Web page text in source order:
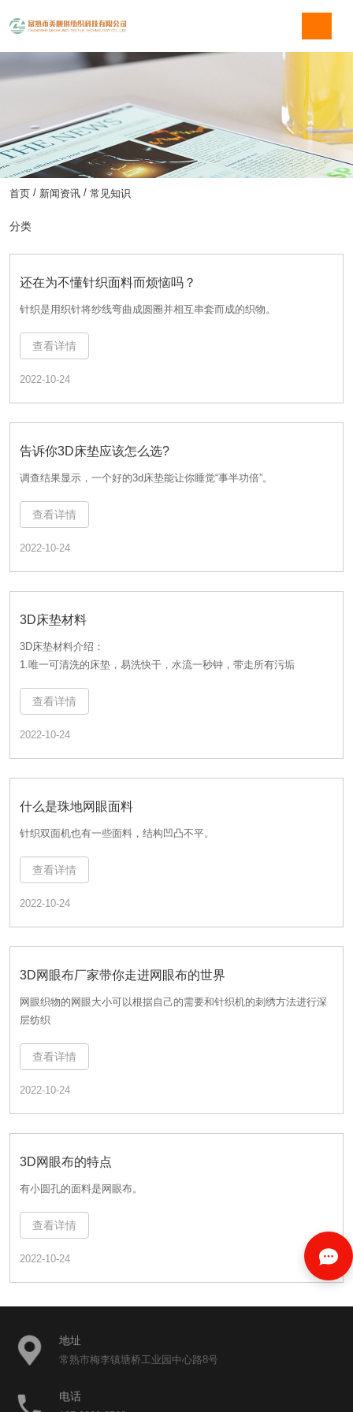
首页 / 新闻资讯 / 常见知识
2022-10-24
查看详情
2022-10-24
告诉你3D床垫应该怎么选?
查看详情
2022-10-24
3D床垫材料
1.唯一可清洗的床垫，易洗快干，水流一秒钟，带走所有污垢
查看详情
2022-10-24
什么是珠地网眼面料
查看详情
2022-10-24
3D网眼布厂家带你走进网眼布的世界
层纺织
查看详情
2022-10-24
3D网眼布的特点
查看详情
分类
2022-10-24
还在为不懂针织面料而烦恼吗？
针织是用织针将纱线弯曲成圆圈并相互串套而成的织物。
查看详情
2022-10-24
告诉你3D床垫应该怎么选?
调查结果显示，一个好的3d床垫能让你睡觉“事半功倍”。
查看详情
2022-10-24
3D床垫材料
3D床垫材料介绍：
1.唯一可清洗的床垫，易洗快干，水流一秒钟，带走所有污垢
查看详情
2022-10-24
什么是珠地网眼面料
针织双面机也有一些面料，结构凹凸不平。
查看详情
2022-10-24
3D网眼布厂家带你走进网眼布的世界
网眼织物的网眼大小可以根据自己的需要和针织机的刺绣方法进行深
层纺织
查看详情
2022-10-24
3D网眼布的特点
有小圆孔的面料是网眼布。
查看详情
地址
常熟市梅李镇塘桥工业园中心路8号
电话